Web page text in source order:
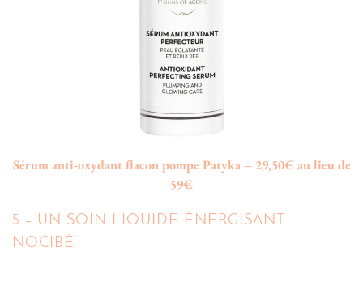
Sérum anti-oxydant flacon pompe Patyka – 29,50€ au lieu de
59€
5 – UN SOIN LIQUIDE ÉNERGISANT
NOCIBÉ